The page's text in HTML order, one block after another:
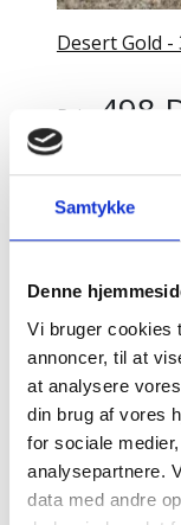
Samtykke
Denne
Vi bruger cookies
annoncer, til at
at analysere
din brug af vores
for sociale
analysepartnere.
data med andre
Desert Gold -
Pris: 498